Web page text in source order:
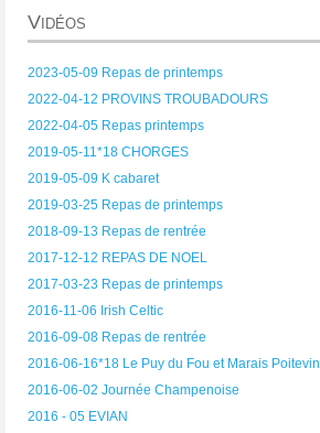
Vidéos
2023-05-09 Repas de printemps
2022-04-12 PROVINS TROUBADOURS
2022-04-05 Repas printemps
2019-05-11*18 CHORGES
2019-05-09 K cabaret
2019-03-25 Repas de printemps
2018-09-13 Repas de rentrée
2017-12-12 REPAS DE NOEL
2017-03-23 Repas de printemps
2016-11-06 Irish Celtic
2016-09-08 Repas de rentrée
2016-06-16*18 Le Puy du Fou et Marais Poitevin
2016-06-02 Journée Champenoise
2016 - 05 EVIAN